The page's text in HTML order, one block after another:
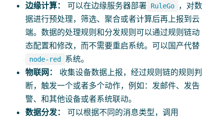
边缘计算： 可以在边缘服务器部署 RuleGo
，对数
据进行预处理，筛选、聚合或者计算后再上报到云
端。数据的处理规则和分发规则可以通过规则链动
态配置和修改，而不需要重启系统。可以国产代替
node-red
系统。
物联网：
收集设备数据上报，经过规则链的规则判
断，触发一个或者多个动作，例如：发邮件、发告
警、和其他设备或者系统联动。
数据分发：
可以根据不同的消息类型，调用